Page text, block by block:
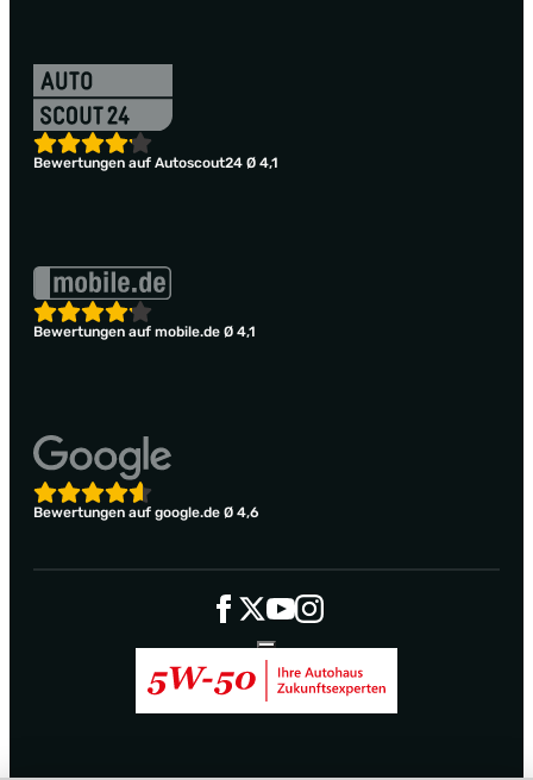
Bewertungen auf Autoscout24 Ø 4,1
Bewertungen auf mobile.de Ø 4,1
Bewertungen auf google.de Ø 4,6